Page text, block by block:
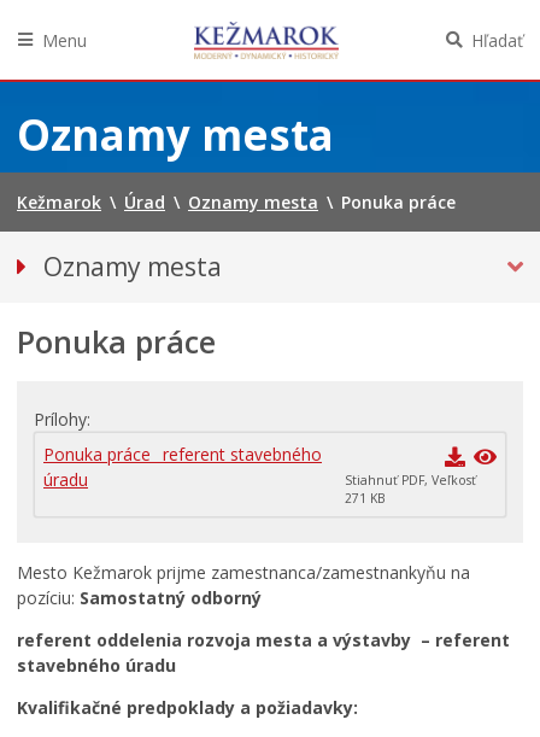
obsah
Menu Hľadať
Oznamy mesta
Kežmarok \ Úrad \ Oznamy mesta \ Ponuka práce
Oznamy mesta
Bezpečnosť
Doprava, údržba komunikácií
Financie
Kultúra, šport a propagácia
Rodina, život, bývanie
Školstvo
Stavby, prenájmy a pozemky
ZAMESTNANIE V SAMOSPRÁVE
Životné prostredie a odpady
Ponuka práce
Prílohy
Ponuka práce_ referent stavebného
úradu
Stiahnuť PDF, Veľkosť
271 KB
Mesto Kežmarok prijme zamestnanca/zamestnankyňu na
pozíciu: Samostatný odborný
referent oddelenia rozvoja mesta a výstavby – referent
stavebného úradu
Kvalifikačné predpoklady a požiadavky: